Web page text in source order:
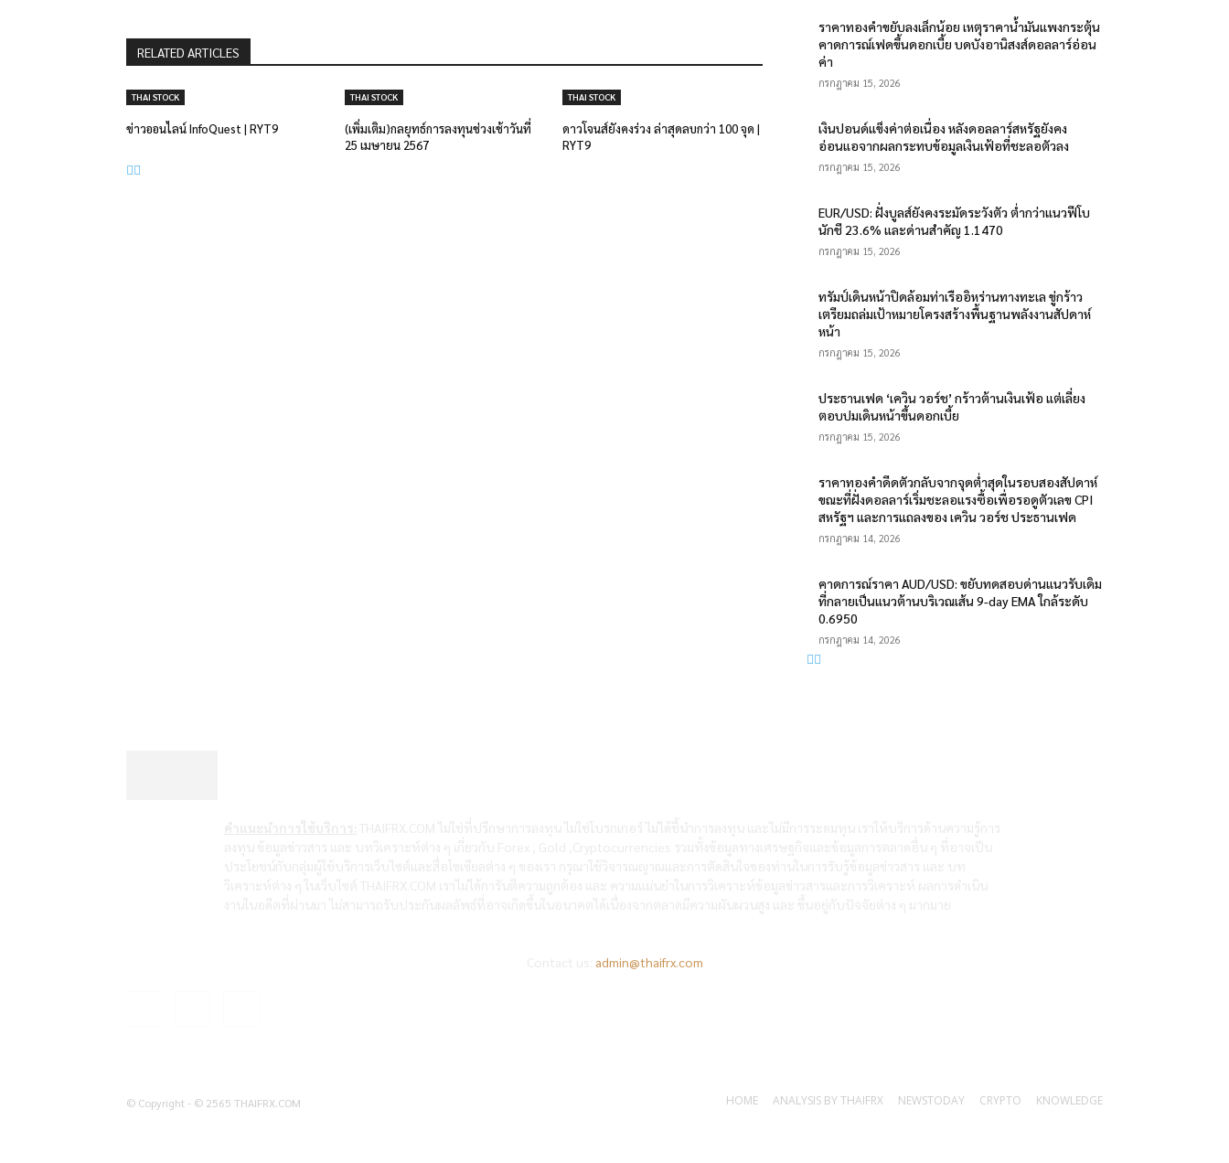
RELATED ARTICLES
THAI STOCK
ข่าวออนไลน์ InfoQuest | RYT9
THAI STOCK
(เพิ่มเติม)กลยุทธ์การลงทุนช่วงเช้าวันที่
25 เมษายน 2567
THAI STOCK
ดาวโจนส์ยังคงร่วง ล่าสุดลบกว่า 100 จุด |
RYT9
ราคาทองคำขยับลงเล็กน้อย เหตุราคาน้ำมันแพงกระตุ้น
คาดการณ์เฟดขึ้นดอกเบี้ย บดบังอานิสงส์ดอลลาร์อ่อน
ค่า
กรกฎาคม 15, 2026
เงินปอนด์แข็งค่าต่อเนื่อง หลังดอลลาร์สหรัฐยังคง
อ่อนแอจากผลกระทบข้อมูลเงินเฟ้อที่ชะลอตัวลง
กรกฎาคม 15, 2026
EUR/USD: ฝั่งบูลส์ยังคงระมัดระวังตัว ต่ำกว่าแนวฟีโบ
นักชี 23.6% และด่านสำคัญ 1.1470
กรกฎาคม 15, 2026
ทรัมป์เดินหน้าปิดล้อมท่าเรืออิหร่านทางทะเล ขู่กร้าว
เตรียมถล่มเป้าหมายโครงสร้างพื้นฐานพลังงานสัปดาห์
หน้า
กรกฎาคม 15, 2026
ประธานเฟด ‘เควิน วอร์ช’ กร้าวต้านเงินเฟ้อ แต่เลี่ยง
ตอบปมเดินหน้าขึ้นดอกเบี้ย
กรกฎาคม 15, 2026
ราคาทองคำดีดตัวกลับจากจุดต่ำสุดในรอบสองสัปดาห์
ขณะที่ฝั่งดอลลาร์เริ่มชะลอแรงซื้อเพื่อรอดูตัวเลข CPI
สหรัฐฯ และการแถลงของ เควิน วอร์ช ประธานเฟด
กรกฎาคม 14, 2026
คาดการณ์ราคา AUD/USD: ขยับทดสอบด่านแนวรับเดิม
ที่กลายเป็นแนวต้านบริเวณเส้น 9-day EMA ใกล้ระดับ
0.6950
กรกฎาคม 14, 2026
admin@thaifrx.com
© Copyright - © 2565 THAIFRX.COM HOME ANALYSIS BY THAIFRX NEWSTODAY CRYPTO KNOWLEDGE